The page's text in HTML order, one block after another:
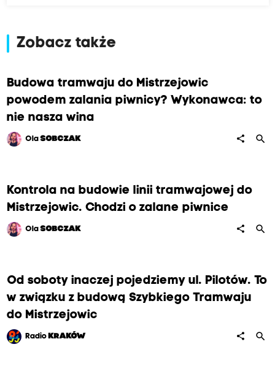
Zobacz także
Budowa tramwaju do Mistrzejowic
powodem zalania piwnicy? Wykonawca: to
nie nasza wina
OlaSOBCZAK share search
Kontrola na budowie linii tramwajowej do
Mistrzejowic. Chodzi o zalane piwnice
OlaSOBCZAK share search
Od soboty inaczej pojedziemy ul. Pilotów. To
w związku z budową Szybkiego Tramwaju
do Mistrzejowic
Radio KRAKÓW share search